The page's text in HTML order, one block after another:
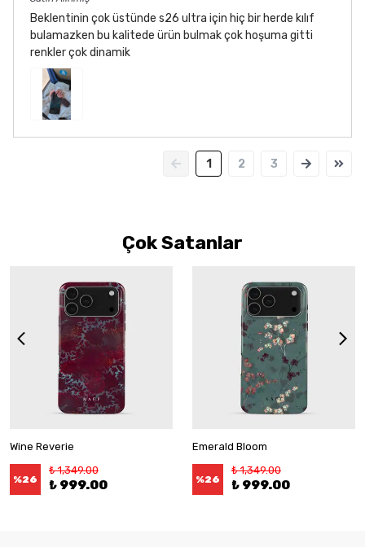
Beklentinin çok üstünde s26 ultra için hiç bir herde kılıf
bulamazken bu kalitede ürün bulmak çok hoşuma gitti
renkler çok dinamik
1 2 3
Çok Satanlar
Wine Reverie
%26
₺ 1,349.00
₺ 999.00
Emerald Bloom
%26
₺ 1,349.00
₺ 999.00